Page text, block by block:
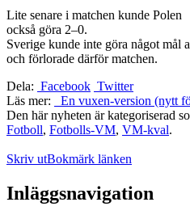
Lite senare i matchen kunde Polen
också göra 2–0.
Sverige kunde inte göra något mål
och förlorade därför matchen.
Dela: Facebook Twitter
Läs mer:
En vuxen-version (nytt
Den här nyheten är kategoriserad
Fotboll, Fotbolls-VM, VM-kval.
Skriv utBokmärk länken
Inläggsnavigation